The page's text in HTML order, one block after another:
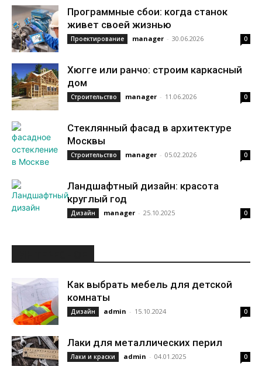
Программные сбои: когда станок
живет своей жизнью
Проектирование manager - 30.06.2026 0
Хюгге или ранчо: строим каркасный
дом
Строительство manager - 11.06.2026 0
Стеклянный фасад в архитектуре
Москвы
Строительство manager - 05.02.2026 0
Ландшафтный дизайн: красота
круглый год
Дизайн manager - 25.10.2025 0
Как выбрать мебель для детской
комнаты
Дизайн admin - 15.10.2024 0
Лаки для металлических перил
Лаки и краски admin - 04.01.2025 0